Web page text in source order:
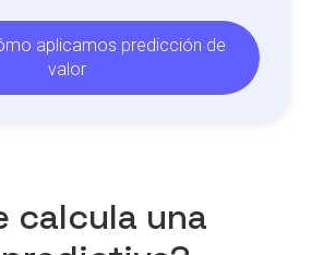
aplicamos predicción de
valor
calcula una